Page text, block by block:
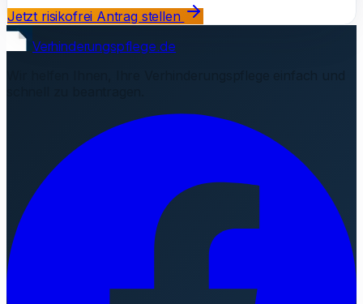
Jetzt risikofrei Antrag stellen
Verhinderungspflege.de